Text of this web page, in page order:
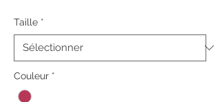
Taille *
Couleur *